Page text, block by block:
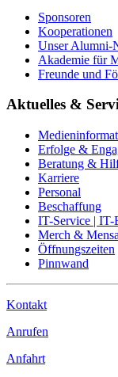
Sponsoren
Kooperationen
Unser Alumni-
Akademie für
Freunde und
Aktuelles &
Erfolge &
Beratung &
Karriere
Personal
Beschaffung
IT-Service | IT-
Merch & Mensa
Öffnungszeiten
Pinnwand
Kontakt
Anrufen
Anfahrt